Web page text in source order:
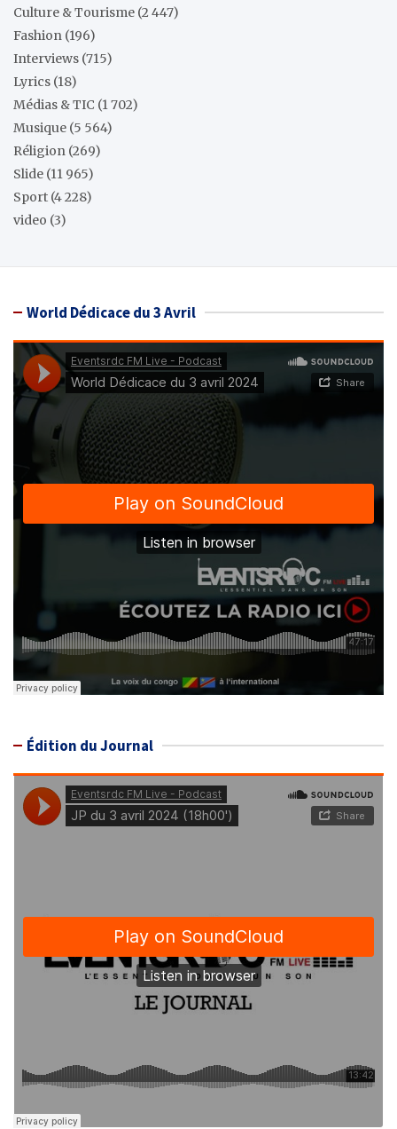
Culture & Tourisme (2 447)
Fashion (196)
Interviews (715)
Lyrics (18)
Médias & TIC (1 702)
Musique (5 564)
Réligion (269)
Slide (11 965)
Sport (4 228)
video (3)
World Dédicace du 3 Avril
Édition du Journal